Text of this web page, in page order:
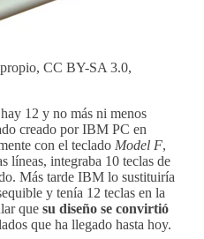
CC BY-SA 3.0,
12 y no más ni menos
creado por IBM PC en
con el teclado Model F,
líneas, integraba 10 teclas de
Más tarde IBM lo sustituiría
y tenía 12 teclas en la
que su diseño se convirtió
que ha llegado hasta hoy.